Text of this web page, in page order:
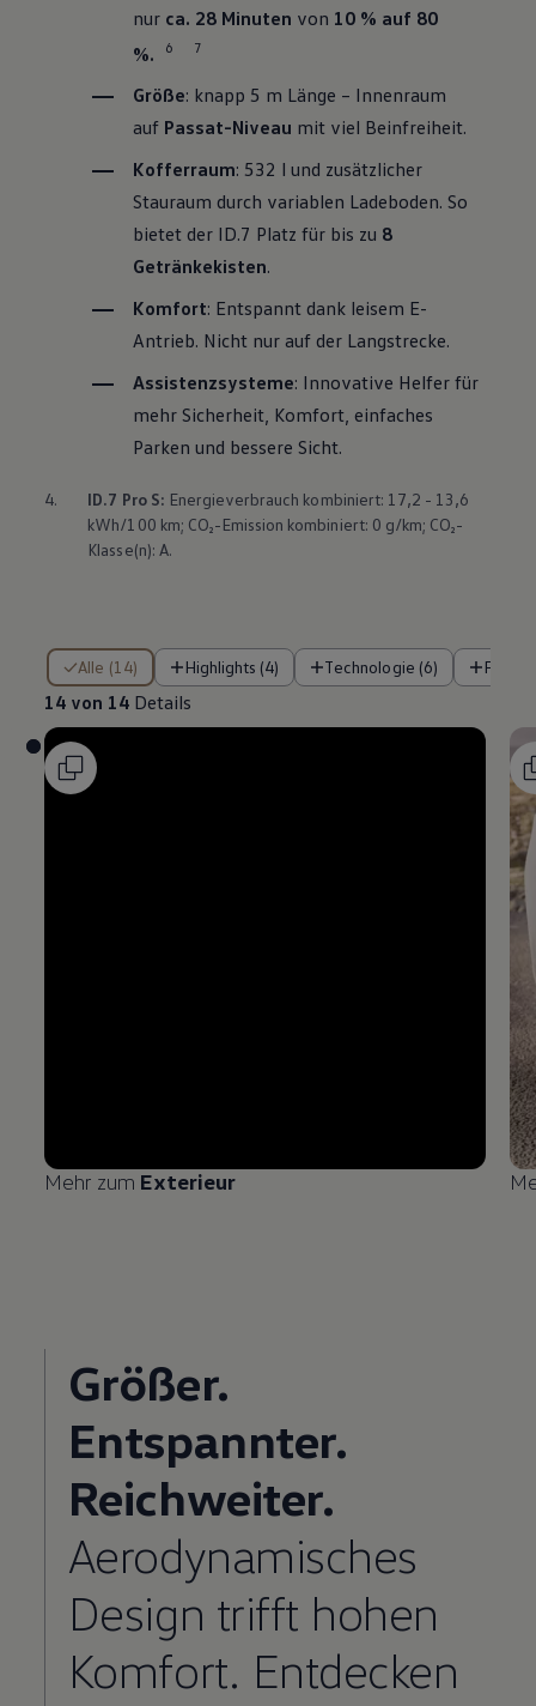
nur ca. 28 Minuten von 10 % auf 80
%.
6 7
Größe: knapp 5 m Länge – Innenraum
auf Passat-Niveau mit viel Beinfreiheit.
Kofferraum: 532 l und zusätzlicher
Stauraum durch variablen Ladeboden. So
bietet der ID.7 Platz für bis zu 8
Getränkekisten.
Komfort: Entspannt dank leisem E-
Antrieb. Nicht nur auf der Langstrecke.
Assistenzsysteme: Innovative Helfer für
mehr Sicherheit, Komfort, einfaches
Parken und bessere Sicht.
4. ID.7 Pro S: Energieverbrauch kombiniert: 17,2 - 13,6
kWh/100 km; CO₂-Emission kombiniert: 0 g/km; CO₂-
Klasse(n): A.
Alle (14) Highlights (4) Technologie (6)
14 von 14 Details
14 von 14 Details
Mehr zum Exterieur
Größer.
Entspannter.
Reichweiter.
Aerodynamisches
Design trifft hohen
Komfort. Entdecken